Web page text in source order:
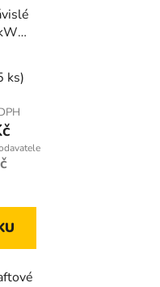
5 l
3467
ks)